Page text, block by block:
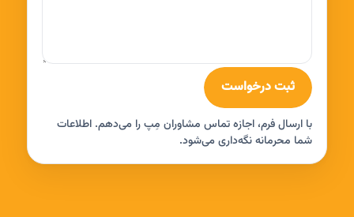
ثبت درخواست
با ارسال فرم، اجازه تماس مشاوران مِپ را می‌دهم. اطلاعات
شما محرمانه نگه‌داری می‌شود.